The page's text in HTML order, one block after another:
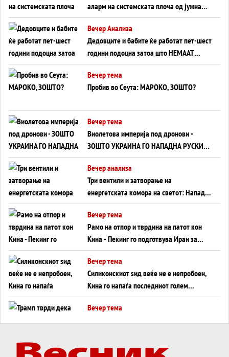
аларм на системската плоча од јужна
Германија до Црното Море...
Вечер Анализа
Дедовците и бабите ќе работат пет-шест
години подоцна затоа што НЕМААТ
ВНУЦИ ДА ГИ ЗАМЕНАТ
Вечер тема
Пробив во Сеута: МАРОКО, ЗОШТО?
Вечер тема
Виолетова империја под дронови -
ЗОШТО УКРАИНА ГО НАПАДНА РУСКИОТ
WILDBERRIES
Вечер анализа
Три вентили и затворање на
енергетската комора на светот: Нападот
во Суец најавува глобален енергетски
инфаркт?
Вечер тема
Рамо на отпор и тврдина на патот кон
Кина - Пекинг го подготвува Иран за
американска копнена инвазија
Вечер тема
Силиконскиот ѕид веќе не е непробоен,
Кина го напаѓа последниот голем
монопол на Западот?
Вечер тема
Вечер тема